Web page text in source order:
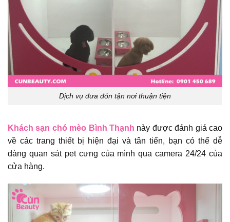
Dịch vụ đưa đón tận nơi thuận tiện
Khách sạn chó mèo Bình Thạnh này được đánh giá cao
về các trang thiết bị hiện đại và tân tiến, bạn có thể dễ
dàng quan sát pet cưng của mình qua camera 24/24 của
cửa hàng.